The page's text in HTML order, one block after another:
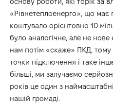
«Рівнетеплоенерго», що має
коштувало орієнтовно 10
було аналогічне, але не нове
нам потім «скаже» ПКД, тому
точки підключення і таке
більші, ми залучаємо
років це один з
нашій громаді.